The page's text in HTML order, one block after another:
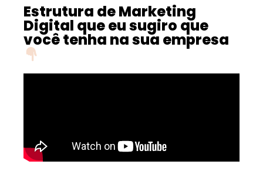
Estrutura de Marketing
Digital que eu sugiro que
você tenha na sua empresa